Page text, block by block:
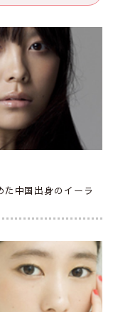
中国出身のイーラ